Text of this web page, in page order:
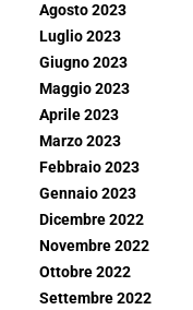
Agosto 2023
Luglio 2023
Giugno 2023
Maggio 2023
Aprile 2023
Marzo 2023
Febbraio 2023
Gennaio 2023
Dicembre 2022
Novembre 2022
Ottobre 2022
Settembre 2022